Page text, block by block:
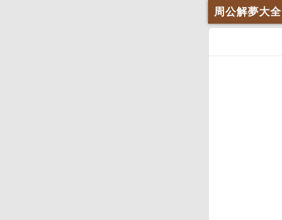
周公解夢大全